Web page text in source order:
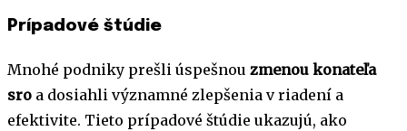
Prípadové štúdie
Mnohé podniky prešli úspešnou zmenou konateľa
sro a dosiahli významné zlepšenia v riadení a
efektivite. Tieto prípadové štúdie ukazujú, ako